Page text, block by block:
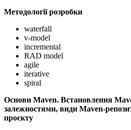
Методології розробки
waterfall
v-model
incremental
RAD model
agile
iterative
spiral
Основи Maven. Встановлення
залежностями, види Maven-
проєкту